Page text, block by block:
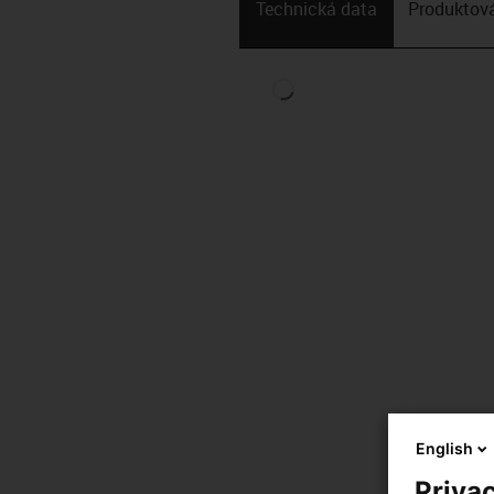
Technická data
English